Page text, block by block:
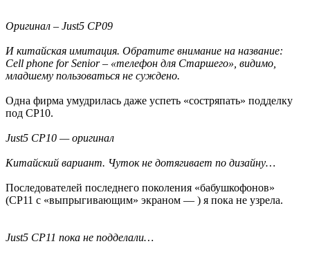
Оригинал – Just5 CP09
И китайская имитация. Обратите внимание на название:
Cell phone for Senior – «телефон для Старшего», видимо,
младшему пользоваться не суждено.
Одна фирма умудрилась даже успеть «состряпать» подделку
под СP10.
Just5 CP10 — оригинал
Китайский вариант. Чуток не дотягивает по дизайну…
Последователей последнего поколения «бабушкофонов»
(CP11 с «выпрыгивающим» экраном — ) я пока не узрела.
Just5 CP11 пока не подделали…